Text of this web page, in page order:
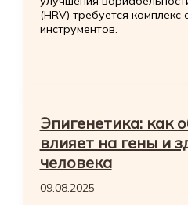
(HRV) требуется
инструментов.
Эпигенетика: как
влияет на гены и
человека
09.08.2025